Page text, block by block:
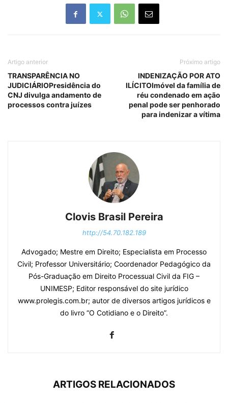
Artigo anterior
TRANSPARÊNCIA NO
JUDICIÁRIOPresidência do
CNJ divulga andamento de
processos contra juízes
Próximo artigo
INDENIZAÇÃO POR ATO
ILÍCITOImóvel da família de
réu condenado em ação
penal pode ser penhorado
para indenizar a vítima
Clovis Brasil Pereira
http://54.70.182.189
Advogado; Mestre em Direito; Especialista em Processo
Civil; Professor Universitário; Coordenador Pedagógico da
Pós-Graduação em Direito Processual Civil da FIG –
UNIMESP; Editor responsável do site jurídico
www.prolegis.com.br; autor de diversos artigos jurídicos e
do livro “O Cotidiano e o Direito”.
ARTIGOS RELACIONADOS